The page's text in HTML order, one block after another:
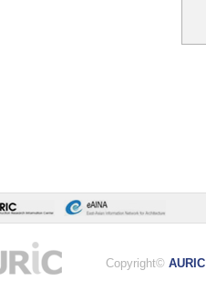
Copyright© AURIC